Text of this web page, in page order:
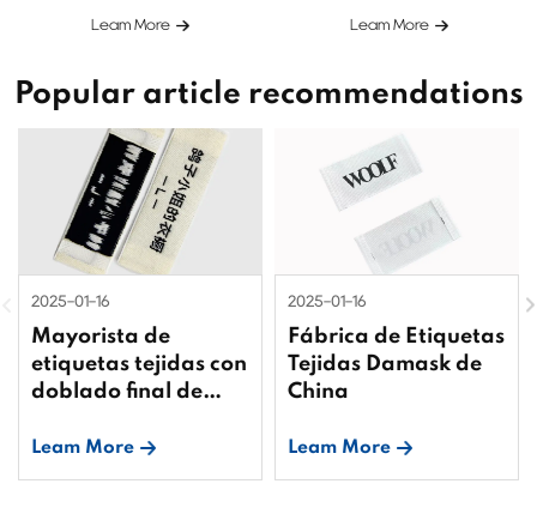
Leam More Leam More
Popular article recommendations
2025-01-16
Mayorista de
etiquetas tejidas con
doblado final de
Leam More
2025-01-16
Fábrica de Etiquetas
Tejidas Damask de
China
Leam More